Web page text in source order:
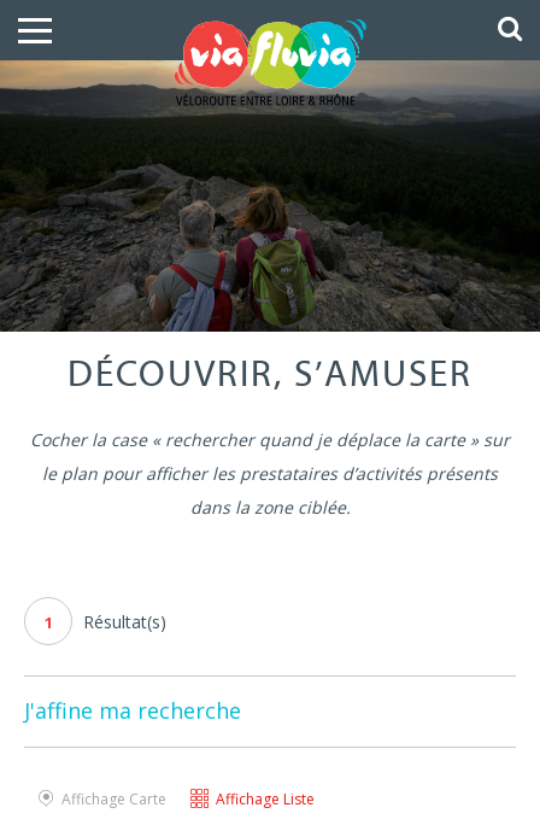
DÉCOUVRIR, S’AMUSER
Cocher la case « rechercher quand je déplace la carte » sur
le plan pour afficher les prestataires d’activités présents
dans la zone ciblée.
1 Résultat(s)
J'affine ma recherche
Affichage Carte Affichage Liste